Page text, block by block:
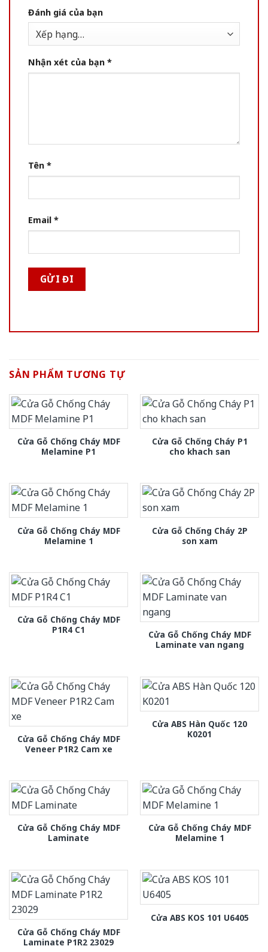
Đánh giá của bạn
Nhận xét của bạn *
Tên *
Email *
SẢN PHẨM TƯƠNG TỰ
Cửa Gỗ Chống Cháy MDF
Melamine P1
Cửa Gỗ Chống Cháy P1
cho khach san
Cửa Gỗ Chống Cháy MDF
Melamine 1
Cửa Gỗ Chống Cháy 2P
son xam
Cửa Gỗ Chống Cháy MDF
P1R4 C1
Cửa Gỗ Chống Cháy MDF
Laminate van ngang
Cửa Gỗ Chống Cháy MDF
Veneer P1R2 Cam xe
Cửa ABS Hàn Quốc 120
K0201
Cửa Gỗ Chống Cháy MDF
Laminate
Cửa Gỗ Chống Cháy MDF
Melamine 1
Cửa Gỗ Chống Cháy MDF
Laminate P1R2 23029
Cửa ABS KOS 101 U6405